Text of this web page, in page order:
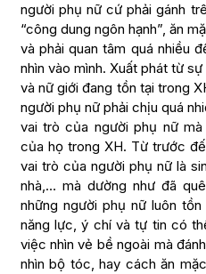
người phụ nữ cứ phải gánh
“công dung ngôn hạnh”, ăn
và phải quan tâm quá nhiều
nhìn vào mình. Xuất phát từ
và nữ giới đang tồn tại trong
người phụ nữ phải chịu quá
vai trò của người phụ nữ
của họ trong XH. Từ trước
vai trò của người phụ nữ là
nhà,… mà dường như đã
những người phụ nữ luôn
năng lực, ý chí và tự tin có
việc nhìn vẻ bề ngoài mà
nhìn bộ tóc, hay cách ăn